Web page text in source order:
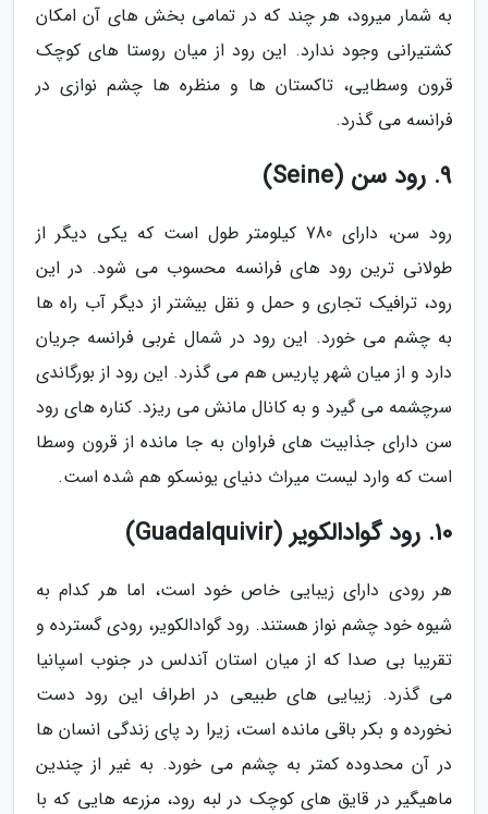
به شمار میرود، هر چند که در تمامی بخش های آن امکان
کشتیرانی وجود ندارد. این رود از میان روستا های کوچک
قرون وسطایی، تاکستان ها و منظره ها چشم نوازی در
فرانسه می گذرد.
9. رود سن (Seine)
رود سن، دارای 780 کیلومتر طول است که یکی دیگر از
طولانی ترین رود های فرانسه محسوب می شود. در این
رود، ترافیک تجاری و حمل و نقل بیشتر از دیگر آب راه ها
به چشم می خورد. این رود در شمال غربی فرانسه جریان
دارد و از میان شهر پاریس هم می گذرد. این رود از بورگاندی
سرچشمه می گیرد و به کانال مانش می ریزد. کناره های رود
سن دارای جذابیت های فراوان به جا مانده از قرون وسطا
است که وارد لیست میراث دنیای یونسکو هم شده است.
10. رود گوادالکویر (Guadalquivir)
هر رودی دارای زیبایی خاص خود است، اما هر کدام به
شیوه خود چشم نواز هستند. رود گوادالکویر، رودی گسترده و
تقریبا بی صدا که از میان استان آندلس در جنوب اسپانیا
می گذرد. زیبایی های طبیعی در اطراف این رود دست
نخورده و بکر باقی مانده است، زیرا رد پای زندگی انسان ها
در آن محدوده کمتر به چشم می خورد. به غیر از چندین
ماهیگیر در قایق های کوچک در لبه رود، مزرعه هایی که با